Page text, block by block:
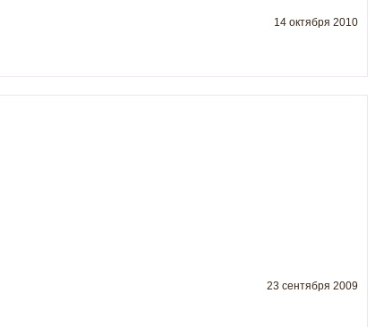
14 октября 2010
23 сентября 2009